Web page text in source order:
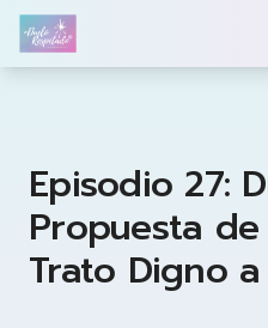
Duelo Respetado
Episodio 27:
Propuesta
Trato Digno